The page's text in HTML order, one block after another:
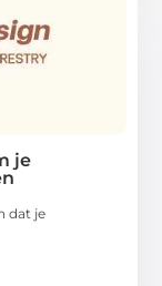
je
dat je